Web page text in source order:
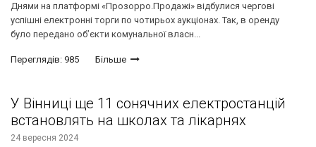
Днями на платформі «Прозорро.Продажі» відбулися чергові
успішні електронні торги по чотирьох аукціонах. Так, в оренду
було передано об’єкти комунальної власн...
Переглядів: 985 Більше
У Вінниці ще 11 сонячних електростанцій
встановлять на школах та лікарнях
24 вересня 2024